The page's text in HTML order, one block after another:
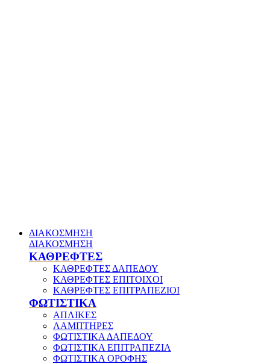
ΔΙΑΚΟΣΜΗΣΗ
ΔΙΑΚΟΣΜΗΣΗ
ΚΑΘΡΕΦΤΕΣ
ΚΑΘΡΕΦΤΕΣ ΔΑΠΕΔΟΥ
ΚΑΘΡΕΦΤΕΣ ΕΠΙΤΟΙΧΟΙ
ΚΑΘΡΕΦΤΕΣ ΕΠΙΤΡΑΠΕΖΙΟΙ
ΦΩΤΙΣΤΙΚΑ
ΑΠΛΙΚΕΣ
ΛΑΜΠΤΗΡΕΣ
ΦΩΤΙΣΤΙΚΑ ΔΑΠΕΔΟΥ
ΦΩΤΙΣΤΙΚΑ ΕΠΙΤΡΑΠΕΖΙΑ
ΦΩΤΙΣΤΙΚΑ ΟΡΟΦΗΣ